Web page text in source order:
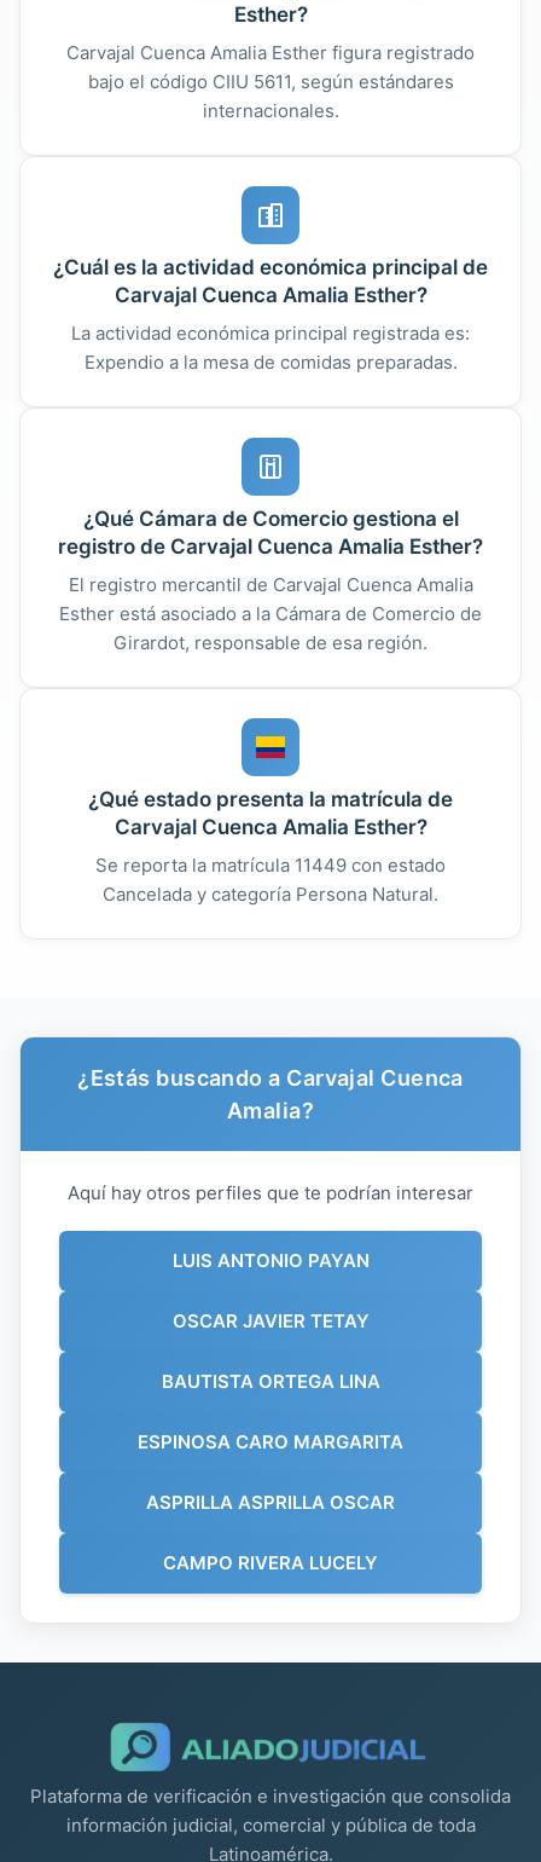
Esther?
Carvajal Cuenca Amalia Esther figura registrado
bajo el código CIIU 5611, según estándares
internacionales.
¿Cuál es la actividad económica principal de
Carvajal Cuenca Amalia Esther?
La actividad económica principal registrada es:
Expendio a la mesa de comidas preparadas.
¿Qué Cámara de Comercio gestiona el
registro de Carvajal Cuenca Amalia Esther?
El registro mercantil de Carvajal Cuenca Amalia
Esther está asociado a la Cámara de Comercio de
Girardot, responsable de esa región.
¿Qué estado presenta la matrícula de
Carvajal Cuenca Amalia Esther?
Se reporta la matrícula 11449 con estado
Cancelada y categoría Persona Natural.
¿Estás buscando a Carvajal Cuenca
Amalia?
Aquí hay otros perfiles que te podrían interesar
LUIS ANTONIO PAYAN
OSCAR JAVIER TETAY
BAUTISTA ORTEGA LINA
ESPINOSA CARO MARGARITA
ASPRILLA ASPRILLA OSCAR
CAMPO RIVERA LUCELY
Plataforma de verificación e investigación que consolida
información judicial, comercial y pública de toda
Latinoamérica.